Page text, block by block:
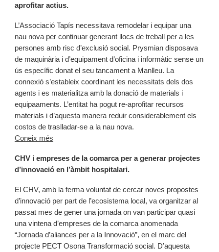
aprofitar actius.
L’Associació Tapís necessitava remodelar i equipar una
nau nova per continuar generant llocs de treball per a les
persones amb risc d’exclusió social. Prysmian disposava
de maquinària i d’equipament d’oficina i informàtic sense un
ús específic donat el seu tancament a Manlleu. La
connexió s’estableix coordinant les necessitats dels dos
agents i es materialitza amb la donació de materials i
equipaaments. L’entitat ha pogut re-aprofitar recursos
materials i d’aquesta manera reduir considerablement els
costos de traslladar-se a la nau nova.
Coneix més
CHV i empreses de la comarca per a generar projectes
d’innovació en l’àmbit hospitalari.
El CHV, amb la ferma voluntat de cercar noves propostes
d’innovació per part de l’ecosistema local, va organitzar al
passat mes de gener una jornada on van participar quasi
una vintena d’empreses de la comarca anomenada
“Jornada d’aliances per a la Innovació”, en el marc del
projecte PECT Osona Transformació social. D’aquesta